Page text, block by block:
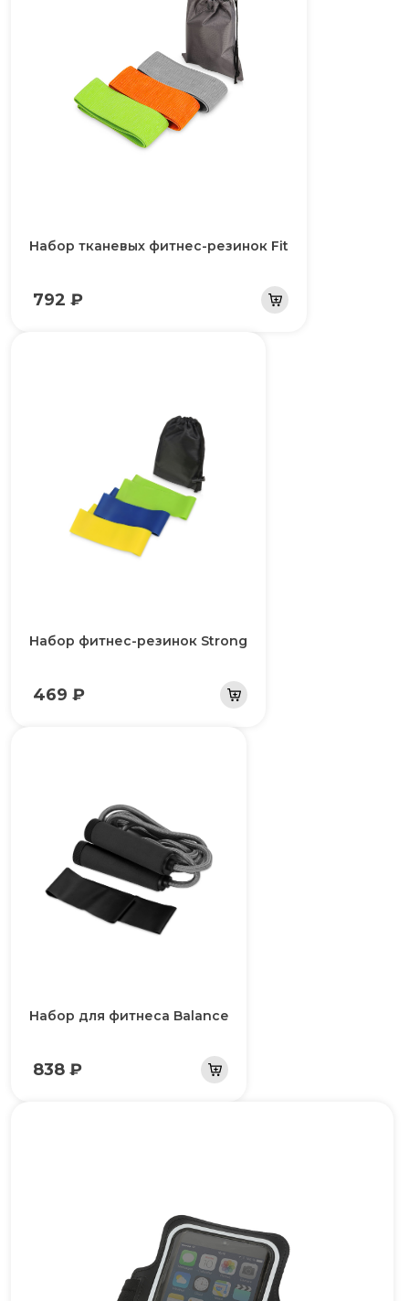
Набор тканевых фитнес-резинок Fit
792 ₽
Набор фитнес-резинок Strong
469 ₽
Набор для фитнеса Balance
838 ₽